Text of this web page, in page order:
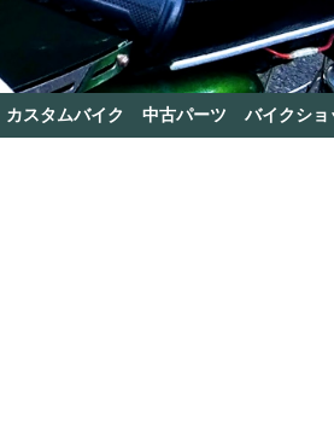
カスタムバイク 中古パーツ バイクショ